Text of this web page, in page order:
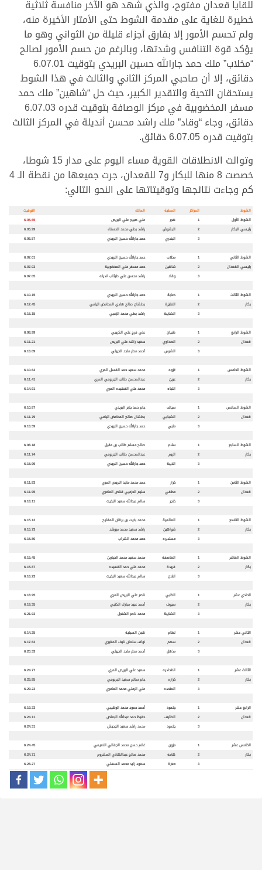
للقايا قعدان مفتوح، والذي شهد هو الآخر منافسة ثلاثية
خطيرة للغاية على مقدمة الشوط حتى الأمتار الأخيرة منه،
ولم تحسم الأمور إلا بفارق أجزاء قليلة من الثواني وهو ما
يؤكد قوة التنافس وشدتها، وبالرغم من حسم الأمور لصالح
“مخلاب” ملك حمد جارالله حسين البريدي بتوقيت 6.07.01
دقائق، إلا أن صاحبي المركز الثاني والثالث في هذا الشوط
يستحقان التحية والتقدير الكبير، حيث حل “شاهين” ملك حمد
مسفر المخضوبية في مركز الوصافة بتوقيت قدره 6.07.03
دقائق، وجاء “وقاد” ملك راشد محسن أنديلة في المركز الثالث
بتوقيت قدره 6.07.05 دقائق.
وتوالت الانطلاقات القوية مساء اليوم على مدار 15 شوطا،
خصصت 8 منها للبكار و7 للقعدان، جرت جميعها من نقطة الـ 4
كم وجاءت نتائجها وتوقيتاتها على النحو التالي:
الشوط المراكز المطية المالك
التوقيت
الشوط الأول
1 هجر علي صبيح علي البريص
6.05.65
رئيسي البكار
2 البشوش راشد بطي محمد الحسناء
6.05.99
3
البندري حمد جارالله حسين البريدي 6.06.57
الشوط الثاني 1 مخلاب حمد جارالله حسين البريدي
6.07.01
رئيسي القعدان
2 شاهين حمد مسفر علي المخضوبية
6.07.03
3
وقاد راشد محسن علي طيثاب انديله 6.07.05
الشوط الثالث 1 دعابة حمد جارالله حسين البريدي
6.10.15
بكار
2 الفايزة بطشان صالح هادي المحامض اليامي
6.12.45
3
الشايبة راشد بطي محمد الزعبي 6.15.15
الشوط الرابع 1 ظبيان علي فرج علي الكريبي
6.08.99
قعدان
2 الصداوي سعيد راشد علي البريص
6.11.21
3
الشرس أحمد مطر ماجد الخييلي 6.13.09
الشوط الخامس 1 غزوه محمد سعيد حمد الفسل المري
6.10.63
بكار
2 عرين عبدالمحسن طالب الجربوعي المري
6.11.41
3
انتباه محمد علي الفهيده المري 6.14.91
الشوط السادس 1 سياف جابر حمد جابر البريدي
6.10.87
قعدان
2 الشبابي بطشان صالح المحامض اليامي
6.11.79
3
ملبي حمد جارالله حسين البريدي 6.13.59
الشوط السابع 1 سلام صالح مسلم طالب بن عقيل
6.08.18
بكار
2 الريم عبدالمحسن طالب الجربوعي
6.11.74
3
الذيبة حمد جارالله حسين البريدي 6.15.99
الشوط الثامن 1 كرار حمد محمد ماجد البريص المري
6.11.83
قعدان
2 مطفي سليم الحزميي قناص العامري
6.11.95
3
خنجر سالم عبدالله سعيد البخيت 6.18.11
الشوط التاسع 1 العالمية محمد بخيت بن برقان المقارح
6.15.12
بكار
2 شواهين راشد سعيد محمد مروشد
6.15.73
3
مستديره حمد محمد الشراب 6.15.80
الشوط العاشر 1 العاصفة محمد سعيد محمد الخيارين
6.15.45
بكار
2 فريدة محمد علي حمد الفهيده
6.15.87
3
اعلان سالم عبدالله سعيد البخيت 6.16.23
الحادي عشر 1 الظبي ناصر علي البريص المري
6.18.95
بكار
2 سيوف أحمد عبيد مبارك الكتبي
6.19.35
3
الشايبة محمد ناصر الشنجل 6.21.93
الثاني عشر 1 لطام هجن السيلية
6.14.25
قعدان
2 سهم نواف سلمان نايف المغيري
6.17.63
3
مذهل أحمد مطر ماجد الخييلي 6.20.33
الثالث عشر 1 الاتحاديه سعيد علي البريص المري
6.24.77
بكار
2 كراره جابر سالم سعيد الجربوعي
6.25.85
3
المتحده علي الرملي محمد العامري 6.29.23
الرابع عشر 1 جلمود أحمد حمود محمد الوهيبي
6.19.33
قعدان
2 الطايف حفيظ حمد عبدالله البعلص
6.24.11
3
جلمود محمد راشد سعيد الجحيش 6.24.31
الخامس عشر 1 مزون غانم حسن محمد الجفالي النعيمي
6.24.45
بكار
2 هامه محمد صالح عبدالهادي المشروم
6.24.71
3
معزة سعود زايد محمد السهلي 6.28.27